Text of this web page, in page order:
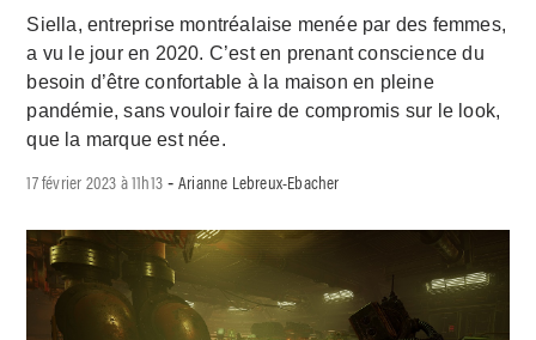
Siella, entreprise montréalaise menée par des femmes,
a vu le jour en 2020. C’est en prenant conscience du
besoin d’être confortable à la maison en pleine
pandémie, sans vouloir faire de compromis sur le look,
que la marque est née.
17 février 2023 à 11h13 -Arianne Lebreux-Ebacher